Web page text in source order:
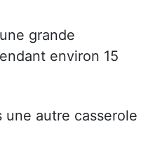
grande
environ 15
une autre casserole